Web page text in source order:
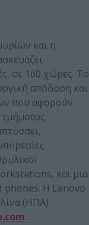
και η
σε 160 χώρες. Το
απόδοση και
που αφορούν
και μια
phones. Η Lenovo
(ΗΠΑ).
.